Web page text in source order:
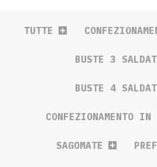
TUTTE
BUSTE 3
BUSTE 4
CONFEZIONAMENTO IN
SAGOMATE